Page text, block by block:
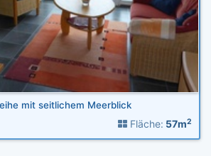
mit seitlichem Meerblick
Fläche: 57m2